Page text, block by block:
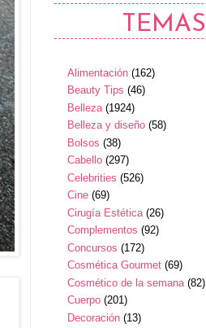
TEMAS
Alimentación (162)
Beauty Tips (46)
Belleza (1924)
Belleza y diseño (58)
Bolsos (38)
Cabello (297)
Celebrities (526)
Cine (69)
Cirugía Estética (26)
Complementos (92)
Concursos (172)
Cosmética Gourmet (69)
Cosmético de la semana (82)
Cuerpo (201)
Decoración (13)